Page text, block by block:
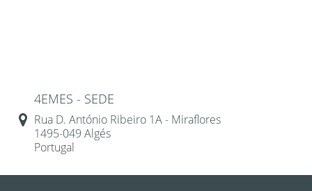
4EMES - SEDE
Rua D. António Ribeiro 1A - Miraflores
1495-049 Algés
Portugal